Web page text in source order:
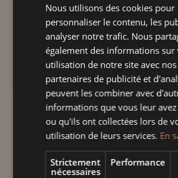
"Le deuxième meilleur ami de
Plat à tarte, fabriqué et
atelier à Soufflenheim,
vaisselle, micro-onde et four.
quantité
de
Plat
à
tarte
Ajouter au panier
Nous utilisons des cookies pour
personnaliser le contenu, les
analyser notre trafic. Nous
également des informations sur
utilisation de notre site avec nos
partenaires de publicité et
peuvent les combiner avec
informations que vous leur
ou qu'ils ont collectées lors de
utilisation de leurs services. En
Strictement
nécessaires
Performance